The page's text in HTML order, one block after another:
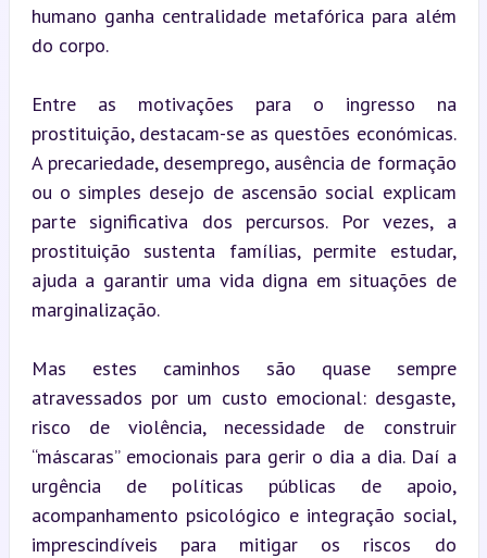
humano ganha centralidade metafórica para além
do corpo.
Entre as motivações para o ingresso na
prostituição, destacam-se as questões económicas.
A precariedade, desemprego, ausência de formação
ou o simples desejo de ascensão social explicam
parte significativa dos percursos. Por vezes, a
prostituição sustenta famílias, permite estudar,
ajuda a garantir uma vida digna em situações de
marginalização.
Mas estes caminhos são quase sempre
atravessados por um custo emocional: desgaste,
risco de violência, necessidade de construir
“máscaras” emocionais para gerir o dia a dia. Daí a
urgência de políticas públicas de apoio,
acompanhamento psicológico e integração social,
imprescindíveis para mitigar os riscos do